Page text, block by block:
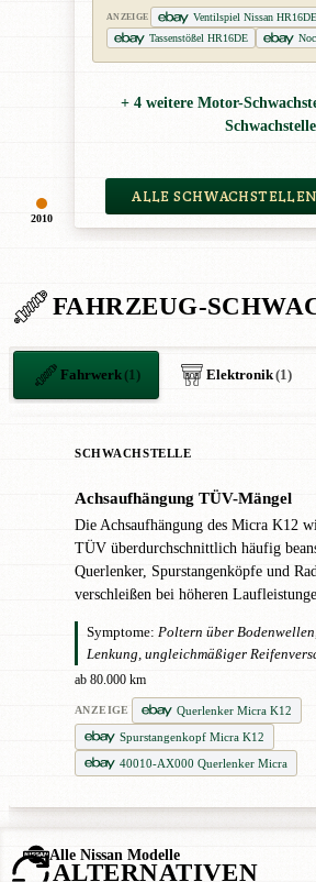
2010
ANZEIGE
Ventilspiel Nissan HR16DE
Tassenstößel HR16DE
+ 4 weitere Motor-
ALLE
FAHRZEUG-
Fahrwerk(1) Elektronik(1)
SCHWACHSTELLE
Achsaufhängung TÜV-Mängel
Die Achsaufhängung des Micra K12
TÜV überdurchschnittlich häufig
Querlenker, Spurstangenköpfe und
verschleißen bei höheren
Symptome: Poltern über
Lenkung, ungleichmäßiger
ab 80.000 km
ANZEIGE
Querlenker Micra K12
Spurstangenkopf Micra K12
40010-AX000 Querlenker Micra
ALTERNATIVEN
Alle Nissan Modelle